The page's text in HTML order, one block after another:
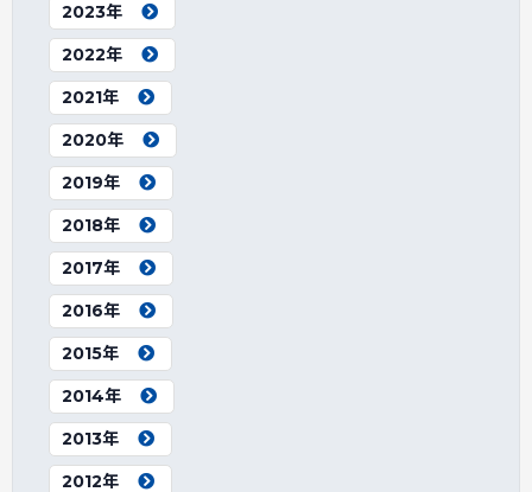
2023年
2022年
2021年
2020年
2019年
2018年
2017年
2016年
2015年
2014年
2013年
2012年